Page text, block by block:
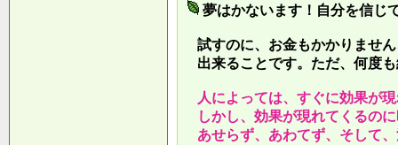
夢はかないます！自分を信じ
試すのに、お金もかかりませ
出来ることです。ただ、何度
人によっては、すぐに効果が
しかし、効果が現れてくるの
あせらず、あわてず、そして